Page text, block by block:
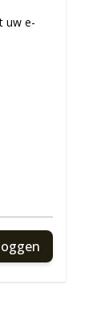
uw e-